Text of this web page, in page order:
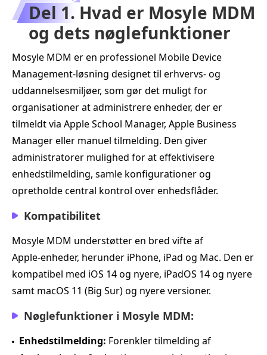
Del 1. Hvad er Mosyle MDM
og dets nøglefunktioner
Mosyle MDM er en professionel Mobile Device
Management‑løsning designet til erhvervs‑ og
uddannelsesmiljøer, som gør det muligt for
organisationer at administrere enheder, der er
tilmeldt via Apple School Manager, Apple Business
Manager eller manuel tilmelding. Den giver
administratorer mulighed for at effektivisere
enhedstilmelding, samle konfigurationer og
opretholde central kontrol over enhedsflåder.
Kompatibilitet
Mosyle MDM understøtter en bred vifte af
Apple‑enheder, herunder iPhone, iPad og Mac. Den er
kompatibel med iOS 14 og nyere, iPadOS 14 og nyere
samt macOS 11 (Big Sur) og nyere versioner.
Nøglefunktioner i Mosyle MDM:
Enhedstilmelding: Forenkler tilmelding af